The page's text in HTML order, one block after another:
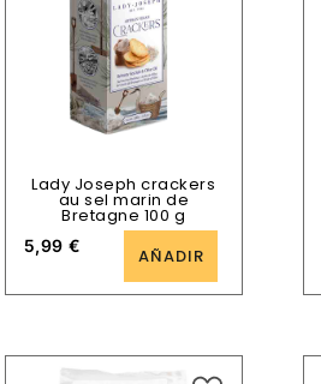
Lady Joseph crackers
au sel marin de
Bretagne 100 g
5,99€ AÑADIR